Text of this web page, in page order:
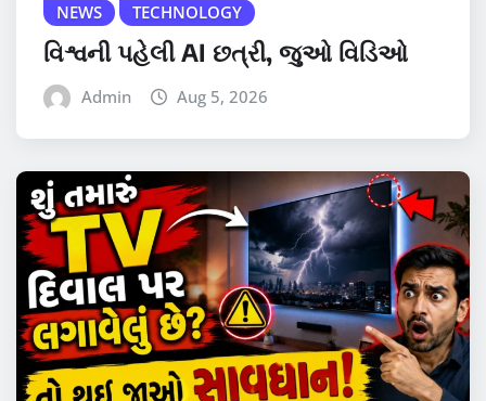
NEWS TECHNOLOGY
વિશ્વની પહેલી AI છત્રી, જુઓ વિડિઓ
Admin Aug 5, 2026